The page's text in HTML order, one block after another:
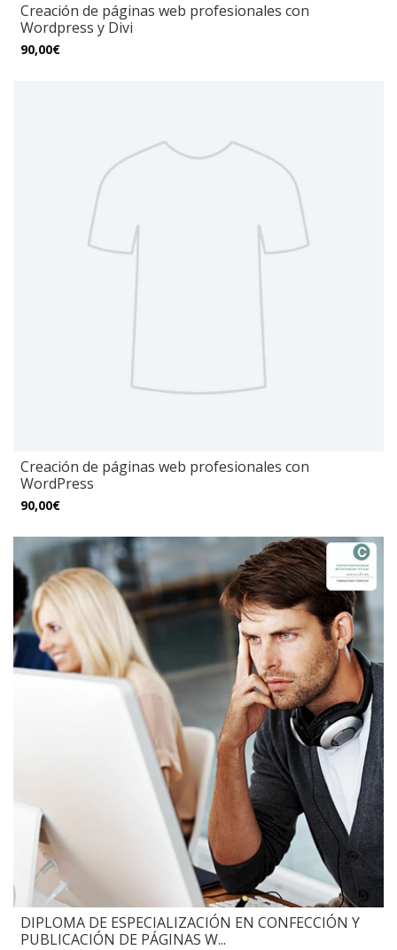
Creación de páginas web profesionales con
Wordpress y Divi
90,00€
Creación de páginas web profesionales con
WordPress
90,00€
DIPLOMA DE ESPECIALIZACIÓN EN CONFECCIÓN Y
PUBLICACIÓN DE PÁGINAS W...